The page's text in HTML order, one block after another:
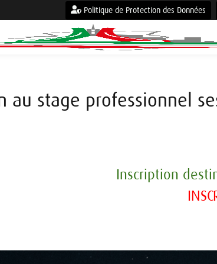
Politique de Protection des Données
au stage professionnel
Inscription